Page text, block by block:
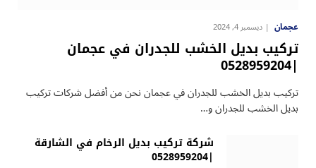
عجمان ديسمبر 4, 2024
تركيب بديل الخشب للجدران في عجمان
|0528959204
تركيب بديل الخشب للجدران في عجمان نحن من أفضل شركات تركيب
بديل الخشب للجدران و…
شركة تركيب بديل الرخام في الشارقة
|0528959204